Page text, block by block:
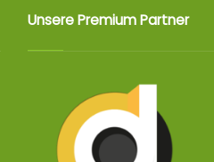
Unsere Premium Partner